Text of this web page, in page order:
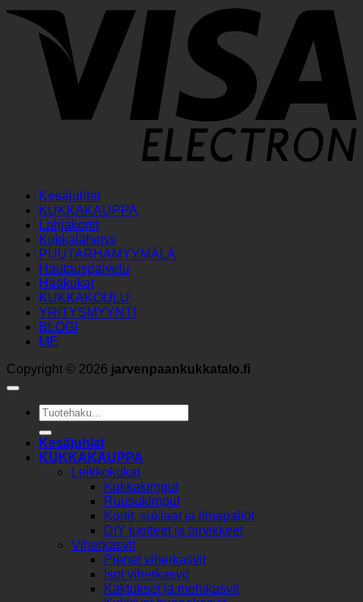
Kesäjuhlat
KUKKAKAUPPA
Lahjakortit
Kukkalähetys
PUUTARHAMYYMÄLÄ
Hautauspalvelu
Hääkukat
KUKKAKOULU
YRITYSMYYNTI
BLOGI
ME
Copyright © 2026 jarvenpaankukkatalo.fi
Etsi:
Kesäjuhlat
KUKKAKAUPPA
Leikkokukat
Kukkakimput
Ruusukimput
Kortit, suklaat ja ilmapallot
DIY tuotteet ja tarvikkeet
Viherkasvit
Pienet viherkasvit
Isot viherkasvit
Kaktukset ja mehikasvit